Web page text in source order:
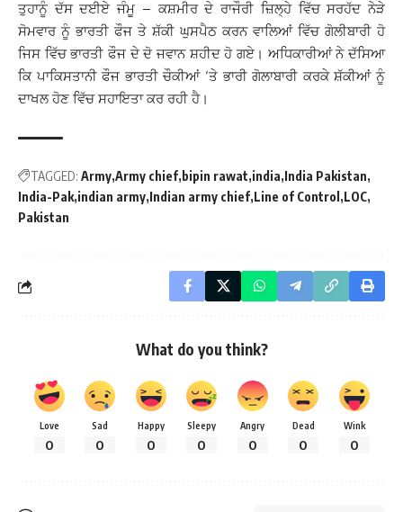
ਤੁਹਾਨੂੰ ਦੱਸ ਦਈਏ ਜੰਮੂ – ਕਸ਼ਮੀਰ ਦੇ ਰਾਜੌਰੀ ਜ਼ਿਲ੍ਹੇ ਵਿੱਚ ਸਰਹੱਦ ਨੇੜੇ
ਸੋਮਵਾਰ ਨੂੰ ਭਾਰਤੀ ਫੌਜ ਤੇ ਸ਼ੱਕੀ ਘੁਸਪੈਠ ਕਰਨ ਵਾਲਿਆਂ ਵਿੱਚ ਗੋਲੀਬਾਰੀ ਹੋ
ਜਿਸ ਵਿੱਚ ਭਾਰਤੀ ਫੌਜ ਦੇ ਦੋ ਜਵਾਨ ਸ਼ਹੀਦ ਹੋ ਗਏ। ਅਧਿਕਾਰੀਆਂ ਨੇ ਦੱਸਿਆ
ਕਿ ਪਾਕਿਸਤਾਨੀ ਫੌਜ ਭਾਰਤੀ ਚੌਕੀਆਂ ‘ਤੇ ਭਾਰੀ ਗੋਲਾਬਾਰੀ ਕਰਕੇ ਸ਼ੱਕੀਆਂ ਨੂੰ
ਦਾਖਲ ਹੋਣ ਵਿੱਚ ਸਹਾਇਤਾ ਕਰ ਰਹੀ ਹੈ।
TAGGED: Army Army chief bipin rawat india India Pakistan
India-Pak indian army Indian army chief Line of Control LOC
Pakistan
What do you think?
Love
0
Sad
0
Happy
0
Sleepy
0
Angry
0
Dead
0
Wink
0